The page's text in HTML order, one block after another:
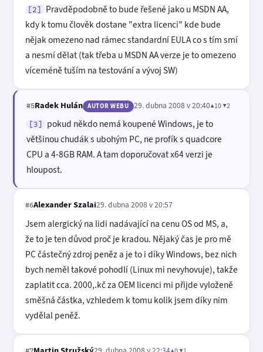
[2]
Pravděpodobně to bude řešené jako u MSDN AA,
kdy k tomu člověk dostane "extra licenci" kde bude
nějak omezeno nad rámec standardní EULA co s tím smí
a nesmí dělat (tak třeba u MSDN AA verze je to omezeno
víceméně tuším na testování a vývoj SW)
#5Radek Hulán AUTOR WEBU 29. dubna 2008 v 20:40▲10 ▼2
[3]
pokud někdo nemá koupené Windows, je to
většinou chudák s ubohým PC, ne profík s quadcore
CPU a 4-8GB RAM. A tam doporučovat x64 verzi je
hloupost.
#6Alexander Szalai29. dubna 2008 v 20:57
Jsem alergický na lidi nadávající na cenu OS od MS, a,
že to je ten důvod proč je kradou. Nějaký čas je pro mě
PC částečný zdroj peněz a je to i díky Windows, bez nich
bych neměl takové pohodlí (Linux mi nevyhovuje), takže
zaplatit cca. 2000,.kč za OEM licenci mi přijde vyloženě
směšná částka, vzhledem k tomu kolik jsem díky nim
vydělal peněž.